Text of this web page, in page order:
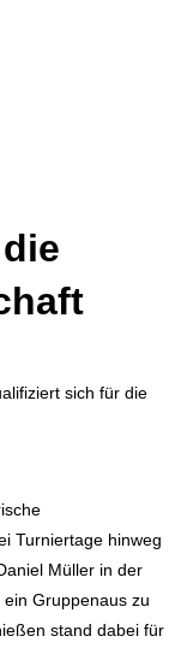
Turniertage hinweg
Müller in der
Gruppenaus zu
stand dabei für